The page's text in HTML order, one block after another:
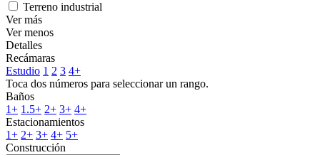
Terreno industrial
Ver más
Ver menos
Detalles
Recámaras
Estudio 1 2 3 4+
Toca dos números para seleccionar un rango.
Baños
1+ 1.5+ 2+ 3+ 4+
Estacionamientos
1+ 2+ 3+ 4+ 5+
Construcción